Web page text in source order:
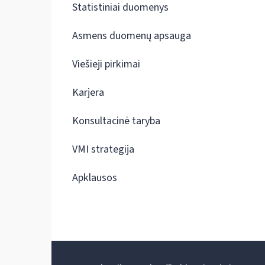
Statistiniai duomenys
Asmens duomenų apsauga
Viešieji pirkimai
Karjera
Konsultacinė taryba
VMI strategija
Apklausos